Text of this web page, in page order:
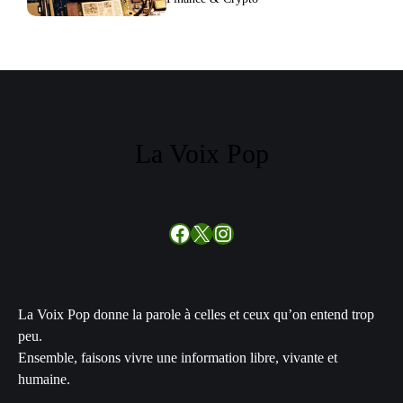
La Voix Pop
Facebook
X Instagram
La Voix Pop donne la parole à celles et ceux qu’on entend trop
peu.
Ensemble, faisons vivre une information libre, vivante et
humaine.